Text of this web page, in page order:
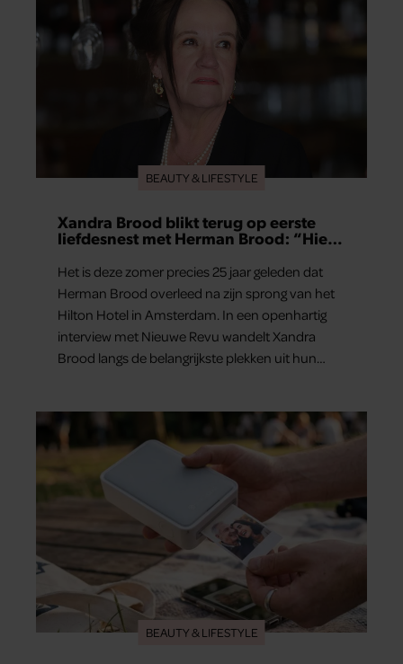
BEAUTY & LIFESTYLE
Xandra Brood blikt terug op eerste
liefdesnest met Herman Brood: “Hier
Het is deze zomer precies 25 jaar geleden dat
Herman Brood overleed na zijn sprong van het
Hilton Hotel in Amsterdam. In een openhartig
interview met Nieuwe Revu wandelt Xandra
Brood langs de belangrijkste plekken uit hun
aan herinneringen op. Daar begon hun leven
samen en werd dochter Lola geboren.
BEAUTY & LIFESTYLE